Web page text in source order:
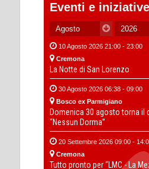
Eventi e iniziative
10 Agosto 2026 21:00 - 23:00
Cremona
La Notte di San Lorenzo
30 Agosto 2026 06:38 - 09:00
Bosco ex Parmigiano
Domenica 30 agosto torna il
“Nessun Dorma”
20 Settembre 2026 09:00 -
Cremona
Tutto pronto per “LMC - La